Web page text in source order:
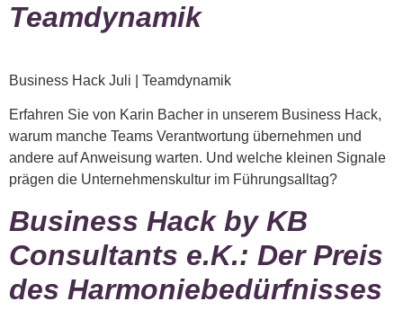
Teamdynamik
Business Hack Juli | Teamdynamik
Erfahren Sie von Karin Bacher in unserem Business Hack,
warum manche Teams Verantwortung übernehmen und
andere auf Anweisung warten. Und welche kleinen Signale
prägen die Unternehmenskultur im Führungsalltag?
Business Hack by KB
Consultants e.K.: Der Preis
des Harmoniebedürfnisses